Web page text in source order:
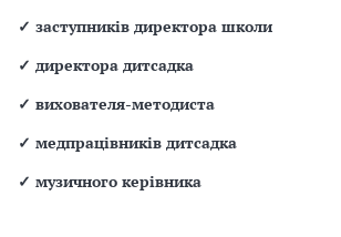
✓ заступників директора школи
✓ директора дитсадка
✓ вихователя-методиста
✓ медпрацівників дитсадка
✓ музичного керівника